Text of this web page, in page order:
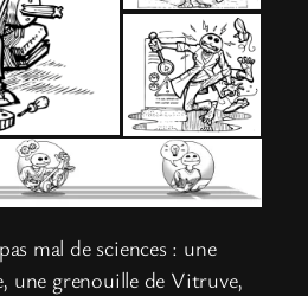
mal de sciences : une
une grenouille de Vitruve,